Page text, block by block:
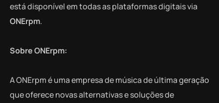
está disponível em todas as plataformas digitais via
ONErpm.
Sobre ONErpm:
A ONErpm é uma empresa de música de última geração
que oferece novas alternativas e soluções de